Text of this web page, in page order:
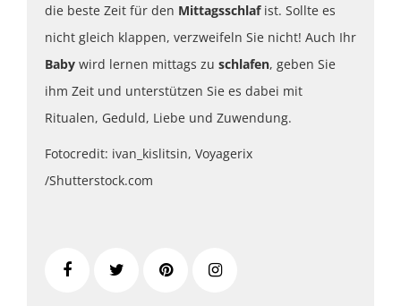
die beste Zeit für den Mittagsschlafist. Sollte es
nicht gleich klappen, verzweifeln Sie nicht! Auch Ihr
Baby wird lernen mittags zu schlafen, geben Sie
ihm Zeit und unterstützen Sie es dabei mit
Ritualen, Geduld, Liebe und Zuwendung.
Fotocredit: ivan_kislitsin, Voyagerix
/Shutterstock.com